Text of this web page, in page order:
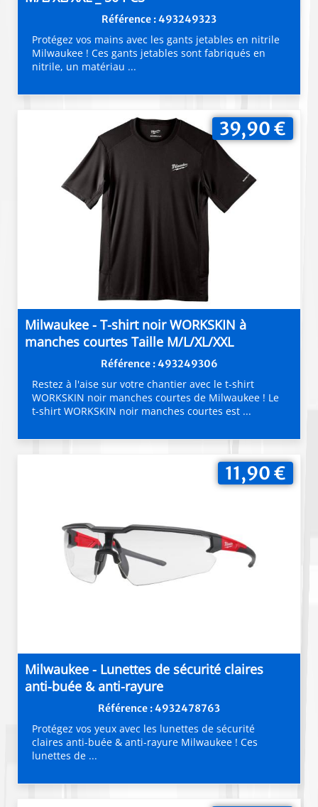
Référence : 493249323
Protégez vos mains avec les gants jetables en nitrile
Milwaukee ! Ces gants jetables sont fabriqués en
nitrile, un matériau ...
Milwaukee - T-shirt noir WORKSKIN à
manches courtes Taille M/L/XL/XXL
Référence : 493249306
39,90 €
Restez à l'aise sur votre chantier avec le t-shirt
WORKSKIN noir manches courtes de Milwaukee ! Le
t-shirt WORKSKIN noir manches courtes est ...
Milwaukee - Lunettes de sécurité claires
anti-buée & anti-rayure
Référence : 4932478763
11,90 €
Protégez vos yeux avec les lunettes de sécurité
claires anti-buée & anti-rayure Milwaukee ! Ces
lunettes de ...